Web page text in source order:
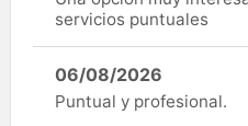
servicios puntuales
06/08/2026
Puntual y profesional.